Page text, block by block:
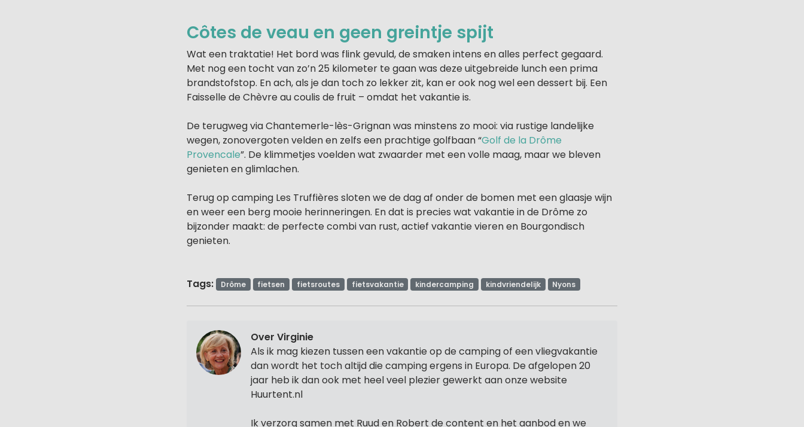
Côtes de veau en geen greintje spijt
Wat een traktatie! Het bord was flink gevuld, de smaken intens en alles perfect gegaard.
Met nog een tocht van zo’n 25 kilometer te gaan was deze uitgebreide lunch een prima
brandstofstop. En ach, als je dan toch zo lekker zit, kan er ook nog wel een dessert bij. Een
Faisselle de Chèvre au coulis de fruit – omdat het vakantie is.
De terugweg via Chantemerle-lès-Grignan was minstens zo mooi: via rustige landelijke
wegen, zonovergoten velden en zelfs een prachtige golfbaan “Golf de la Drôme
Provencale”. De klimmetjes voelden wat zwaarder met een volle maag, maar we bleven
genieten en glimlachen.
Terug op camping Les Truffières sloten we de dag af onder de bomen met een glaasje wijn
en weer een berg mooie herinneringen. En dat is precies wat vakantie in de Drôme zo
bijzonder maakt: de perfecte combi van rust, actief vakantie vieren en Bourgondisch
genieten.
Tags: Drôme fietsen fietsroutes fietsvakantie kindercamping kindvriendelijk Nyons
Over Virginie
Als ik mag kiezen tussen een vakantie op de camping of een vliegvakantie
dan wordt het toch altijd die camping ergens in Europa. De afgelopen 20
jaar heb ik dan ook met heel veel plezier gewerkt aan onze website
Huurtent.nl
Ik verzorg samen met Ruud en Robert de content en het aanbod en we